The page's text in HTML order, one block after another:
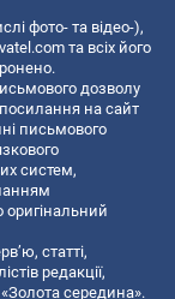
фото- та відео-),
та всіх його
дозволу
на сайт
письмового
систем,
оригінальний
статті,
редакції,
середина».